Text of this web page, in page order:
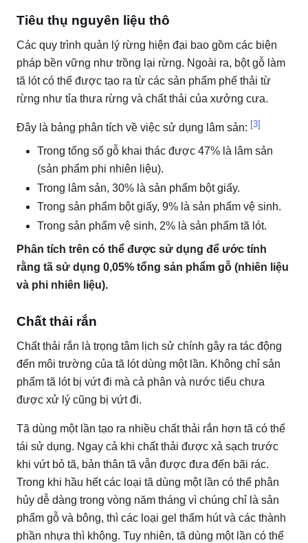
Tiêu thụ nguyên liệu thô
Các quy trình quản lý rừng hiện đại bao gồm các biện
pháp bền vững như trồng lại rừng. Ngoài ra, bột gỗ làm
tã lót có thể được tạo ra từ các sản phẩm phế thải từ
rừng như tỉa thưa rừng và chất thải của xưởng cưa.
Đây là bảng phân tích về việc sử dụng lâm sản: [3]
Trong tổng số gỗ khai thác được 47% là lâm sản
(sản phẩm phi nhiên liệu).
Trong lâm sản, 30% là sản phẩm bột giấy.
Trong sản phẩm bột giấy, 9% là sản phẩm vệ sinh.
Trong sản phẩm vệ sinh, 2% là sản phẩm tã lót.
Phân tích trên có thể được sử dụng để ước tính
rằng tã sử dụng 0,05% tổng sản phẩm gỗ (nhiên liệu
và phi nhiên liệu).
Chất thải rắn
Chất thải rắn là trọng tâm lịch sử chính gây ra tác động
đến môi trường của tã lót dùng một lần. Không chỉ sản
phẩm tã lót bị vứt đi mà cả phân và nước tiểu chưa
được xử lý cũng bị vứt đi.
Tã dùng một lần tạo ra nhiều chất thải rắn hơn tã có thể
tái sử dụng. Ngay cả khi chất thải được xả sạch trước
khi vứt bỏ tã, bản thân tã vẫn được đưa đến bãi rác.
Trong khi hầu hết các loại tã dùng một lần có thể phân
hủy dễ dàng trong vòng năm tháng vì chúng chỉ là sản
phẩm gỗ và bông, thì các loại gel thấm hút và các thành
phần nhựa thì không. Tuy nhiên, tã dùng một lần có thể